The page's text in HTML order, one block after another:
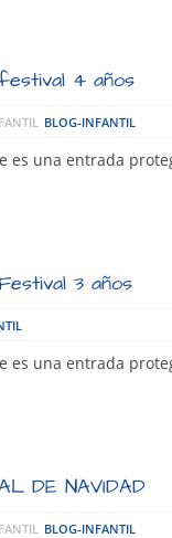
4 años
BLOG-INFANTIL
es una entrada
3 años
es una entrada
DE NAVIDAD
BLOG-INFANTIL